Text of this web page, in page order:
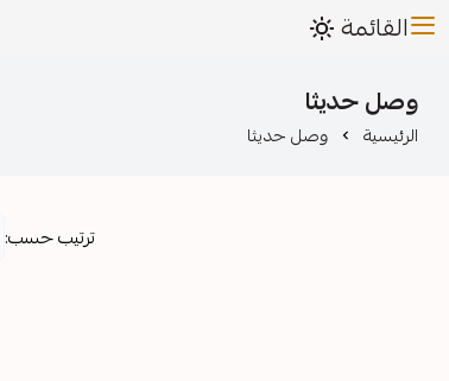
القائمة
وصل حديثا
الرئيسية وصل حديثا
ترتيب حسب: